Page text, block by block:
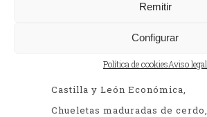
Remitir
Configurar
Política de cookiesAviso legal
arte y gastronomía Salamanca
Castilla y León Económica
Chueletas maduradas de cerdo